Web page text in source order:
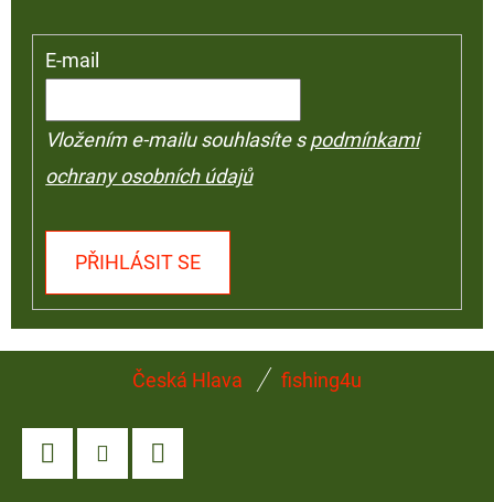
E-mail
Vložením e-mailu souhlasíte spodmínkami
ochrany osobních údajů
PŘIHLÁSIT SE
Česká Hlava fishing4u